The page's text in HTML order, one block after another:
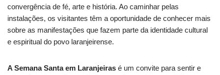
convergência de fé, arte e história. Ao caminhar pelas
instalações, os visitantes têm a oportunidade de conhecer mais
sobre as manifestações que fazem parte da identidade cultural
e espiritual do povo laranjeirense.
A Semana Santa em Laranjeiras é um convite para sentir e